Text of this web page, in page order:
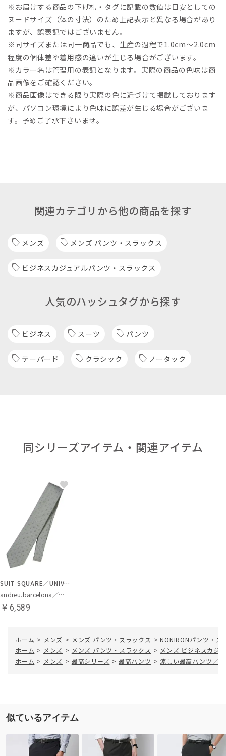
※お届けする商品の下げ札・タグに記載の数値は目安としての
ヌードサイズ（体の寸法）のため上記表示と異なる場合があり
ますが、誤表記ではございません。
※同サイズまたは同一商品でも、生産の過程で1.0cm～2.0cm
程度の個体差や着用感の違いが生じる場合がございます。
※カラー名は管理用の表記となります。実際の商品の色味は商
品画像をご確認ください。
※商品画像はできる限り実際の色に近づけて掲載しております
が、パソコン環境により色味に誤差が生じる場合がございま
す。予めご了承下さいませ。
関連カテゴリから他の商品を探す
メンズ メンズ パンツ・スラックス
ビジネスカジュアルパンツ・スラックス
人気のハッシュタグから探す
ビジネス スーツ パンツ
テーパード クラシック ノータック
同シリーズアイテム・関連アイテム
SUIT SQUARE／UNIVERSAL LANGUAGE
andreu.barcelona／ネクタイ
￥6,589
ホーム > メンズ > メンズ パンツ・スラックス > NONIRONパンツ・ス
ホーム > メンズ > メンズ パンツ・スラックス > メンズ ビジネスカジ
ホーム > メンズ > 最高シリーズ > 最高パンツ > 涼しい最高パンツ／